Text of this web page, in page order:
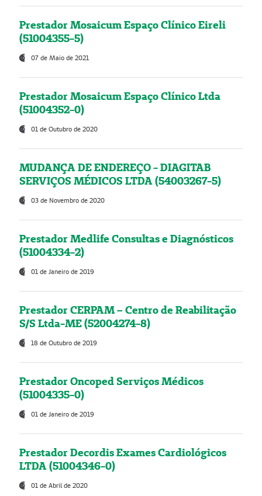
Prestador Mosaicum Espaço Clínico Eireli
(51004355-5)
07 de Maio de 2021
Prestador Mosaicum Espaço Clínico Ltda
(51004352-0)
01 de Outubro de 2020
MUDANÇA DE ENDEREÇO - DIAGITAB
SERVIÇOS MÉDICOS LTDA (54003267-5)
03 de Novembro de 2020
Prestador Medlife Consultas e Diagnósticos
(51004334-2)
01 de Janeiro de 2019
Prestador CERPAM – Centro de Reabilitação
S/S Ltda-ME (52004274-8)
18 de Outubro de 2019
Prestador Oncoped Serviços Médicos
(51004335-0)
01 de Janeiro de 2019
Prestador Decordis Exames Cardiológicos
LTDA (51004346-0)
01 de Abril de 2020